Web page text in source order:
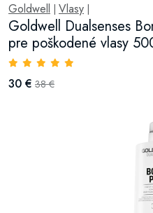
Goldwell Vlasy
Goldwell Dualsenses
pre poškodené vlasy
30 € 38 €